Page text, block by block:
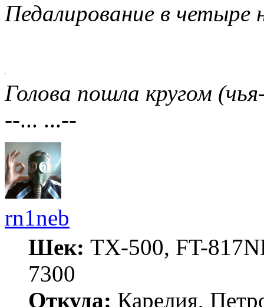
Педалирование в четыре
Голова пошла кругом
--... ...--
rn1neb
Шек: TX-500, FT-
7300
Откуда: Карелия,